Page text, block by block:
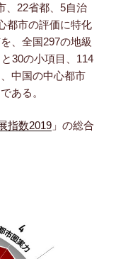
、22省都、5自治
都市の評価に特化
、全国297の地級
30の小項目、114
中国の中心都市
ある。
指数2019 」の総合